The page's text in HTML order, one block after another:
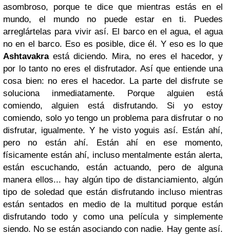
asombroso, porque te dice que mientras estás en el
mundo, el mundo no puede estar en ti. Puedes
arreglártelas para vivir así. El barco en el agua, el agua
no en el barco. Eso es posible, dice él. Y eso es lo que
Ashtavakraestá diciendo. Mira, no eres el hacedor, y
por lo tanto no eres el disfrutador. Así que entiende una
cosa bien: no eres el hacedor. La parte del disfrute se
soluciona inmediatamente. Porque alguien está
comiendo, alguien está disfrutando. Si yo estoy
comiendo, solo yo tengo un problema para disfrutar o no
disfrutar, igualmente. Y he visto yoguis así. Están ahí,
pero no están ahí. Están ahí en ese momento,
físicamente están ahí, incluso mentalmente están alerta,
están escuchando, están actuando, pero de alguna
manera ellos... hay algún tipo de distanciamiento, algún
tipo de soledad que están disfrutando incluso mientras
están sentados en medio de la multitud porque están
disfrutando todo y como una película y simplemente
siendo. No se están asociando con nadie. Hay gente así.